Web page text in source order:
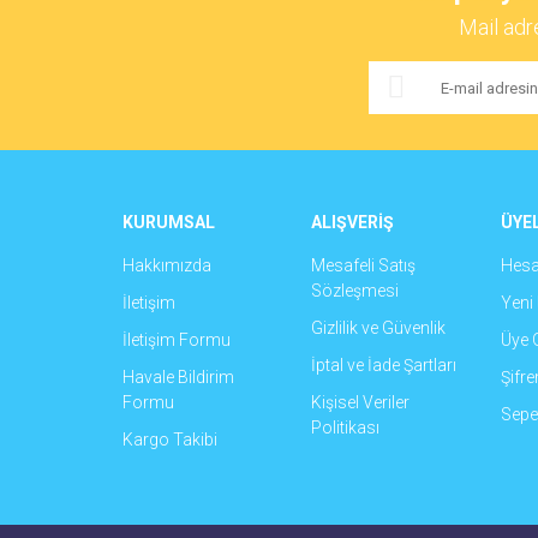
Ürün resmi kalitesiz, bozuk veya görüntülenemiyor.
Mail
KURUMSAL
Hakkımızda
İletişim
İletişim Formu
Havale Bildirim
Formu
Kargo Takibi
ALIŞVERİŞ
Mesafeli Satış
Sözleşmesi
Gizlilik ve Güvenlik
İptal ve İade Şartları
Kişisel Veriler
Politikası
Yeni
Üye